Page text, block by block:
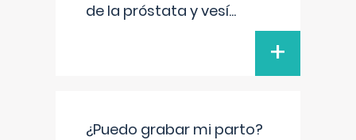
de la próstata y vesí...
+
¿Puedo grabar mi parto?